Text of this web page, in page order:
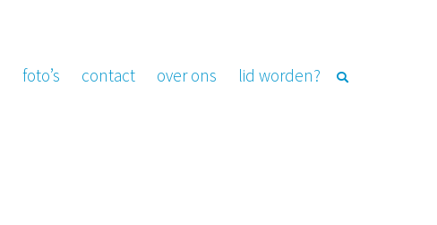
foto’s contact over ons lid worden?